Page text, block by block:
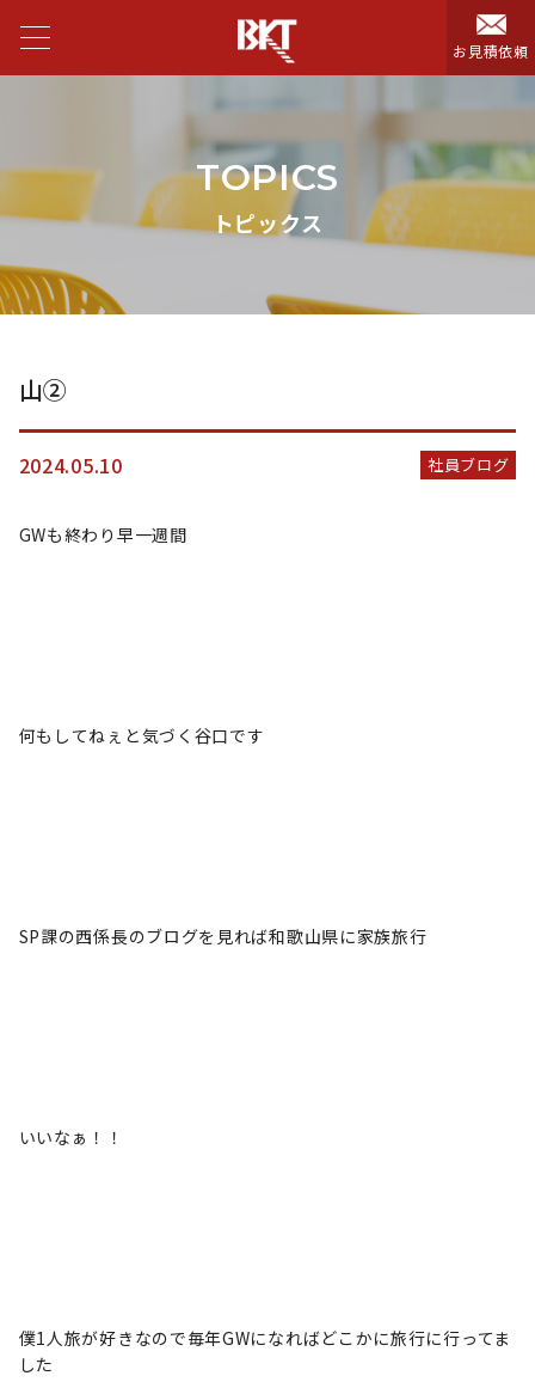
お見積依頼
TOPICS
トピックス
山②
2024.05.10 社員ブログ
GWも終わり早一週間
何もしてねぇと気づく谷口です
SP課の西係長のブログを見れば和歌山県に家族旅行
いいなぁ！！
僕1人旅が好きなので毎年GWになればどこかに旅行に行ってま
した